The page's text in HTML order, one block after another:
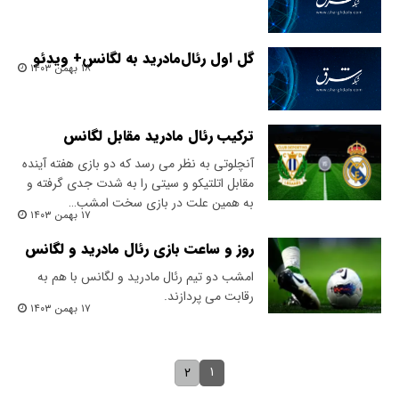
گل اول رئال‌مادرید به لگانس+ ویدئو
۱۸ بهمن ۱۴۰۳
ترکیب رئال مادرید مقابل لگانس
آنچلوتی به نظر می رسد که دو بازی هفته آینده
مقابل اتلتیکو و سیتی را به شدت جدی گرفته و
به همین علت در بازی سخت امشب…
۱۷ بهمن ۱۴۰۳
روز و ساعت بازی رئال مادرید و لگانس
امشب دو تیم رئال مادرید و لگانس با هم به
رقابت می پردازند.
۱۷ بهمن ۱۴۰۳
۱ ۲